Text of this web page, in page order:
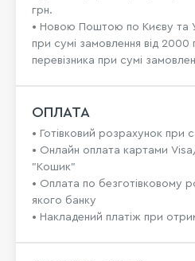
грн.
• Новою Поштою по Києву та
при сумі замовлення від 2000
перевізника при сумі
ОПЛАТА
• Готівковий розрахунок при
• Онлайн оплата картами
"Кошик"
• Оплата по безготівковому
якого банку
• Накладений платіж при